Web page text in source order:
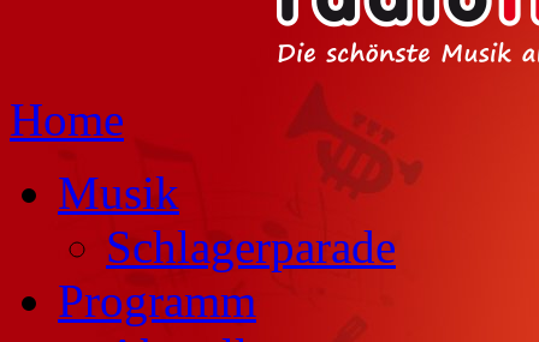
Home
Musik
Schlagerparade
Programm